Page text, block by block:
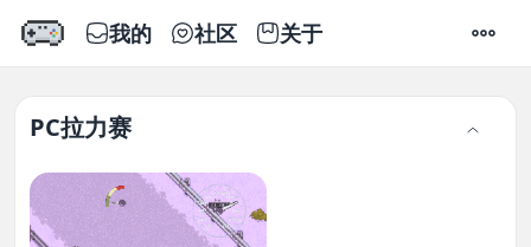
我的 社区 关于 设置
PC拉力赛